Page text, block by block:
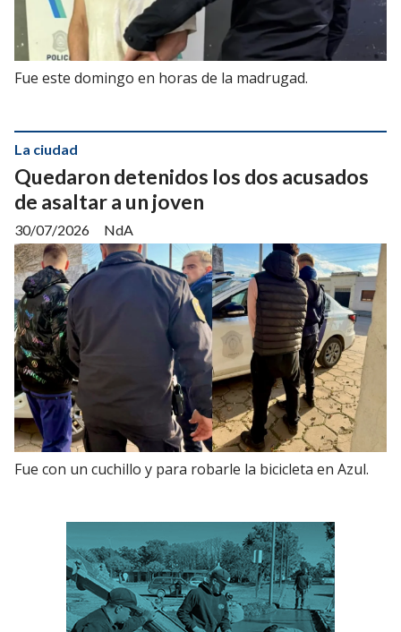
Fue este domingo en horas de la madrugad.
Quedaron detenidos los dos acusados
de asaltar a un joven
NdA
La ciudad
30/07/2026
Fue con un cuchillo y para robarle la bicicleta en Azul.